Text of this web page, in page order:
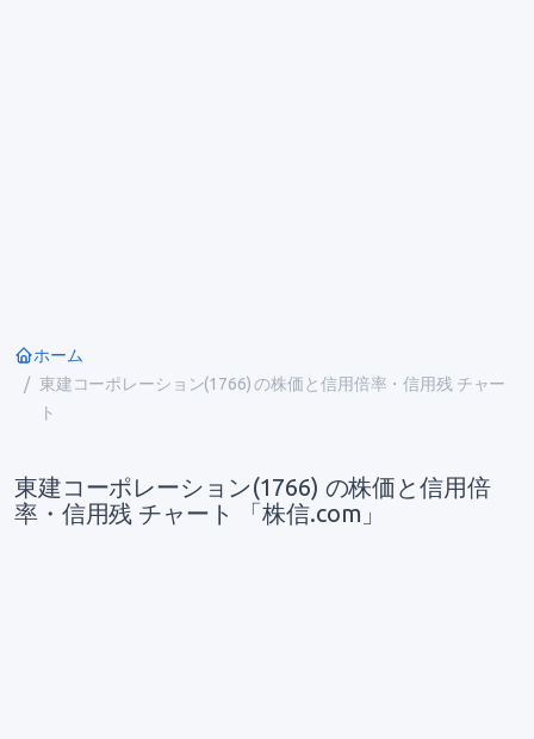
ホーム
東建コーポレーション(1766) の株価と信用倍率・信用残 チャー
ト
東建コーポレーション(1766) の株価と信用倍
率・信用残 チャート 「株信.com」